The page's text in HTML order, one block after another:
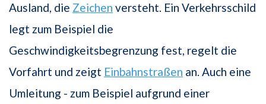
Ausland, die Zeichen versteht. Ein Verkehrsschild
legt zum Beispiel die
Geschwindigkeitsbegrenzung fest, regelt die
Vorfahrt und zeigt Einbahnstraßen an. Auch eine
Umleitung - zum Beispiel aufgrund einer